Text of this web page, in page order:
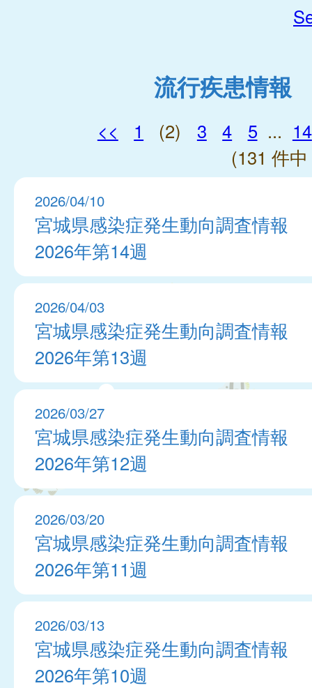
流行疾患情報
<< 1 (2) 3 4 5 ... 14
(131 件
2026/04/10
宮城県感染症発生動向調査情報
2026年第14週
2026/04/03
宮城県感染症発生動向調査情報
2026年第13週
2026/03/27
宮城県感染症発生動向調査情報
2026年第12週
2026/03/20
宮城県感染症発生動向調査情報
2026年第11週
2026/03/13
宮城県感染症発生動向調査情報
2026年第10週